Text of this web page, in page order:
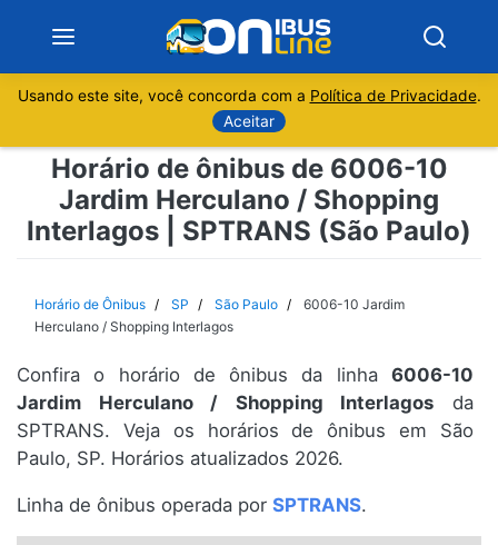
Sobre
Minas Gerais
Espírito Santo
Paraná
Santa Catarina
Usando este site, você concorda com a Política de Privacidade.
Aceitar
Horário de ônibus de 6006-10
Jardim Herculano / Shopping
Interlagos | SPTRANS (São Paulo)
Horário de Ônibus SP São Paulo
6006-10 Jardim
Herculano / Shopping Interlagos
Confira o horário de ônibus da linha 6006-10
Jardim Herculano / Shopping Interlagos da
SPTRANS. Veja os horários de ônibus em São
Paulo, SP. Horários atualizados 2026.
Linha de ônibus operada por SPTRANS.